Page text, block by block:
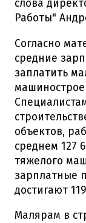
слова
Работы"
Согласно
средние
заплатить
объектов,
среднем 127
тяжелого
зарплатные
достигают
Малярам в